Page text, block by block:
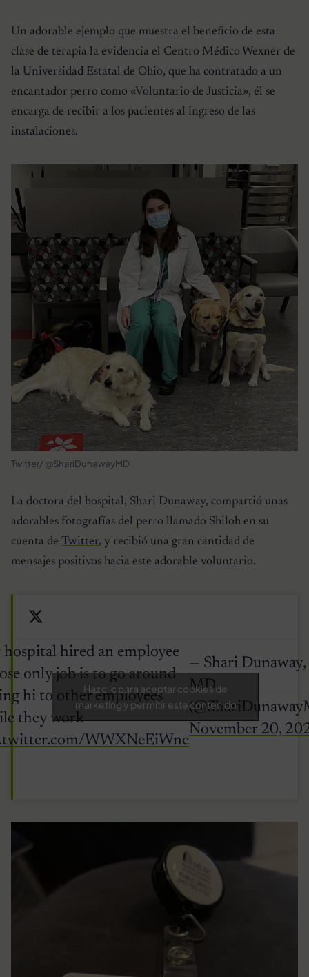
Un adorable ejemplo que muestra el beneficio de esta
clase de terapia la evidencia el Centro Médico Wexner de
la Universidad Estatal de Ohio, que ha contratado a un
encantador perro como «Voluntario de Justicia», él se
encarga de recibir a los pacientes al ingreso de las
instalaciones.
Twitter/ @ShariDunawayMD
La doctora del hospital, Shari Dunaway, compartió unas
adorables fotografías del perro llamado Shiloh en su
cuenta de Twitter, y recibió una gran cantidad de
mensajes positivos hacia este adorable voluntario.
hired an employee
only job is to go around
hi to other employees
they work
WWXNeEiWne
— Shari Dunaway,
MD
November 20,
Haz clic para aceptar cookies de
marketing y permitir este contenido